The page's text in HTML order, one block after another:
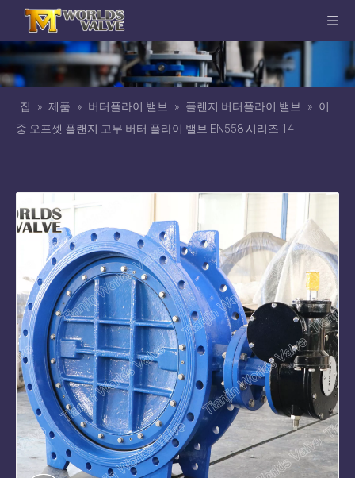
집 » 제품 » 버터플라이 밸브 » 플랜지 버터플라이 밸브 » 이
중 오프셋 플랜지 고무 버터 플라이 밸브 EN558 시리즈 14